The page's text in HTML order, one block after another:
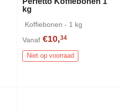
kg
Koffiebonen - 1 kg
Vanaf €10,34
Niet op voorraad